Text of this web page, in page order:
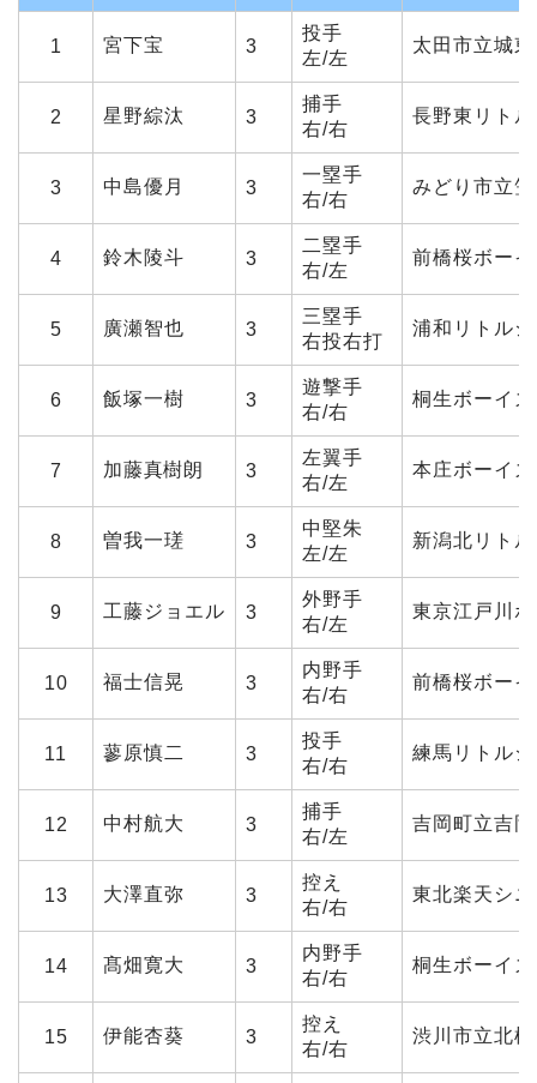
1 宮下宝 3
投手
左/左
太田市立城
2 星野綜汰 3
捕手
右/右
長野東リト
3 中島優月 3
一塁手
右/右
みどり市立
4 鈴木陵斗 3
二塁手
右/左
前橋桜ボー
5 廣瀬智也 3
三塁手
右投右打
浦和リトル
6 飯塚一樹 3
遊撃手
右/右
桐生ボーイズ
7 加藤真樹朗 3
左翼手
右/左
本庄ボーイズ
8 曽我一瑳 3
中堅朱
左/左
新潟北リト
9 工藤ジョエル 3
外野手
右/左
東京江戸川
10 福士信晃 3
内野手
右/右
前橋桜ボー
11 蓼原慎二 3
投手
右/右
練馬リトル
12 中村航大 3
捕手
右/左
吉岡町立吉
13 大澤直弥 3
控え
右/右
東北楽天シ
14 髙畑寛大 3
内野手
右/右
桐生ボーイズ
15 伊能杏葵 3
控え
右/右
渋川市立北